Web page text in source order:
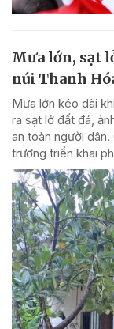
Mưa lớn, sạt
núi Thanh
Mưa lớn kéo dài
ra sạt lở đất đá,
an toàn người
trương triển khai